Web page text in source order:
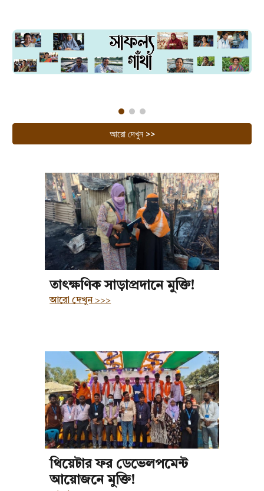
আরো দেখুন >>
তাৎক্ষণিক সাড়াপ্রদানে মুক্তি!
আরো দেখুন >>>
থিয়েটার ফর ডেভেলপমেন্ট
আয়োজনে মুক্তি!